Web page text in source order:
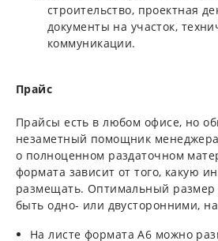
строительство, проектная
документы на участок,
коммуникации.
Прайс
Прайсы есть в любом офисе, но
незаметный помощник
о полноценном раздаточном
формата зависит от того, какую
размещать. Оптимальный размер
быть одно- или двусторонними,
На листе формата А6 можно